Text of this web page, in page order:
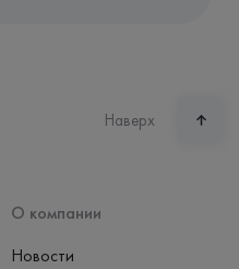
Наверх
О компании
Новости